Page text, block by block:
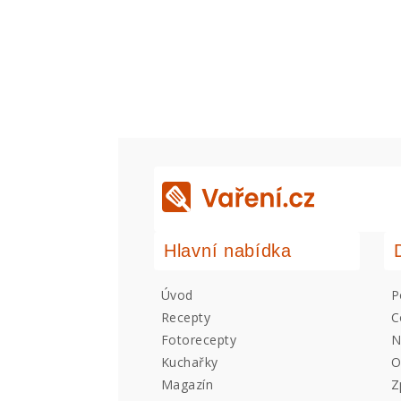
Hlavní nabídka
Úvod
Recepty
Fotorecepty
Kuchařky
Magazín